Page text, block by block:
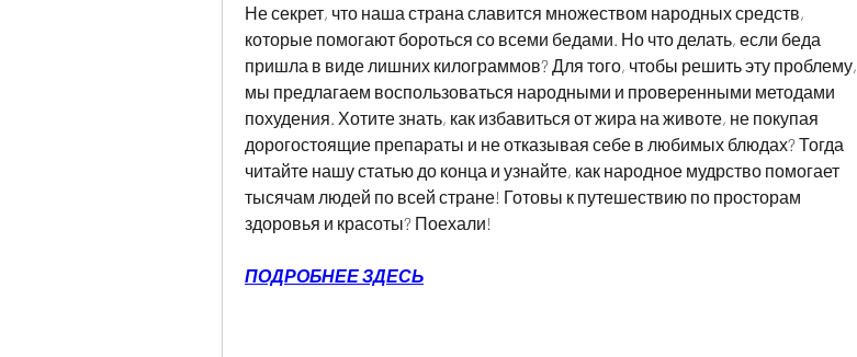
Не секрет, что наша страна славится множеством народных средств,
которые помогают бороться со всеми бедами. Но что делать, если беда
пришла в виде лишних килограммов? Для того, чтобы решить эту проблему,
мы предлагаем воспользоваться народными и проверенными методами
похудения. Хотите знать, как избавиться от жира на животе, не покупая
дорогостоящие препараты и не отказывая себе в любимых блюдах? Тогда
читайте нашу статью до конца и узнайте, как народное мудрство помогает
тысячам людей по всей стране! Готовы к путешествию по просторам
здоровья и красоты? Поехали!
ПОДРОБНЕЕ ЗДЕСЬ